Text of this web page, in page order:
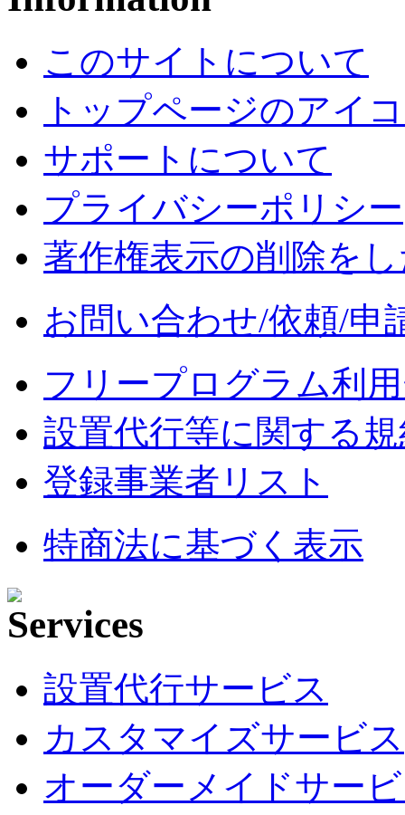
このサイトについて
トップページのアイ
サポートについて
プライバシーポリシー
著作権表示の削除を
お問い合わせ/依頼/申
フリープログラム利
設置代行等に関する
登録事業者リスト
特商法に基づく表示
設置代行サービス
カスタマイズサービス
オーダーメイドサー